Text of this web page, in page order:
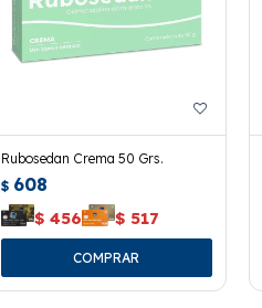
Rubosedan Crema 50 Grs.
$ 608
$ 456 $ 517